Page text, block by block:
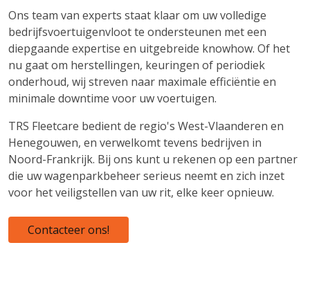
Ons team van experts staat klaar om uw volledige
bedrijfsvoertuigenvloot te ondersteunen met een
diepgaande expertise en uitgebreide knowhow. Of het
nu gaat om herstellingen, keuringen of periodiek
onderhoud, wij streven naar maximale efficiëntie en
minimale downtime voor uw voertuigen.
TRS Fleetcare bedient de regio's West-Vlaanderen en
Henegouwen, en verwelkomt tevens bedrijven in
Noord-Frankrijk. Bij ons kunt u rekenen op een partner
die uw wagenparkbeheer serieus neemt en zich inzet
voor het veiligstellen van uw rit, elke keer opnieuw.
Contacteer ons!